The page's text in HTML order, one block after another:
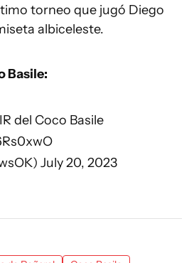
torneo que jugó Diego
albiceleste.
Basile:
del Coco Basile
July 20, 2023